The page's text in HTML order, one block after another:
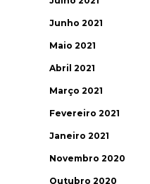
Junho 2021
Maio 2021
Abril 2021
Março 2021
Fevereiro 2021
Janeiro 2021
Novembro 2020
Outubro 2020